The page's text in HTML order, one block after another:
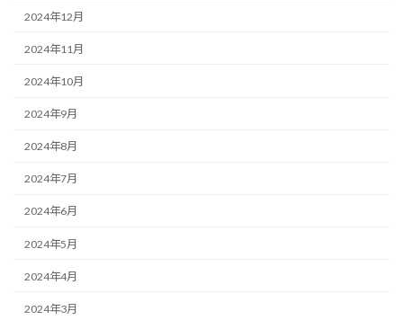
2024年12月
2024年11月
2024年10月
2024年9月
2024年8月
2024年7月
2024年6月
2024年5月
2024年4月
2024年3月